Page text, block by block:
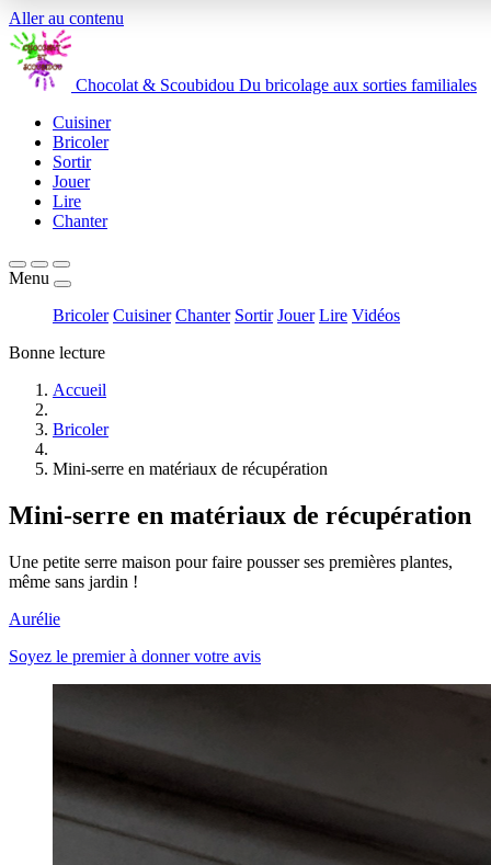
Aller au contenu
Chocolat & Scoubidou Du bricolage aux sorties familiales
Cuisiner
Bricoler
Sortir
Jouer
Lire
Chanter
Menu
Bricoler Cuisiner Chanter Sortir Jouer Lire Vidéos
Bonne lecture
Accueil
Bricoler
Mini-serre en matériaux de récupération
Mini-serre en matériaux de récupération
Une petite serre maison pour faire pousser ses premières plantes,
même sans jardin !
Aurélie
Soyez le premier à donner votre avis